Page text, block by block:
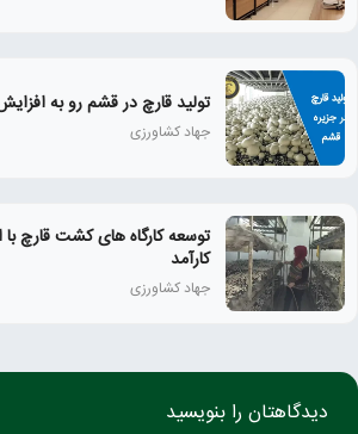
تولید قارچ در قشم رو به
جهاد کشاورزی
توسعه کارگاه های کشت قارچ
كارآمد
جهاد کشاورزی
دیدگاهتان را بنویسید